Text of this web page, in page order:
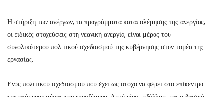
Η στήριξη των ανέργων, τα προγράμματα καταπολέμησης της ανεργίας,
οι ειδικές στοχεύσεις στη νεανική ανεργία, είναι μέρος του
συνολικότερου πολιτικού σχεδιασμού της κυβέρνησης στον τομέα της
εργασίας.
Ενός πολιτικού σχεδιασμού που έχει ως στόχο να φέρει στο επίκεντρο